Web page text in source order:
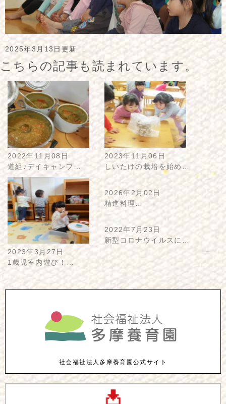
2025年3月13日更新
こちらの記事も読まれています。
2022年11月08日
道組♪デイキャンプ…
2023年11月06日
しいたけの栽培を始め…
2023年3月27日
1歳児室内遊び！…
2026年2月02日
精進料理…
2022年7月23日
新型コロナウイルスに…
社会福祉法人多摩養育園公式サイト